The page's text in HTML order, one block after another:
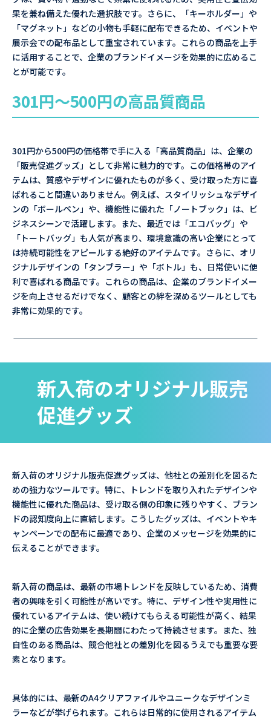
果を兼ね備えた優れた選択肢です。さらに、「キーホルダー」や
「マグネット」などの小物も手軽に配布できるため、イベントや
展示会での配布品として重宝されています。これらの商品を上手
に活用することで、企業のブランドイメージを効果的に広めるこ
とが可能です。
301円～500円の高品質商品
301円から500円の価格帯で手に入る「高品質商品」は、企業の
「販売促進グッズ」として非常に魅力的です。この価格帯のアイ
テムは、質感やデザインに優れたものが多く、受け取った方に喜
ばれること間違いありません。例えば、スタイリッシュなデザイ
ンの「ボールペン」や、機能性に優れた「ノートブック」は、ビ
ジネスシーンで活躍します。また、最近では「エコバッグ」や
「トートバッグ」も人気が高まり、環境意識の高い企業にとって
は持続可能性をアピールする絶好のアイテムです。さらに、オリ
ジナルデザインの「タンブラー」や「ボトル」も、日常使いに便
利で喜ばれる商品です。これらの商品は、企業のブランドイメー
ジを向上させるだけでなく、顧客との絆を深めるツールとしても
非常に効果的です。
新入荷のオリジナル販売
促進グッズ
新入荷のオリジナル販売促進グッズは、他社との差別化を図るた
めの強力なツールです。特に、トレンドを取り入れたデザインや
機能性に優れた商品は、受け取る側の印象に残りやすく、ブラン
ドの認知度向上に直結します。こうしたグッズは、イベントやキ
ャンペーンでの配布に最適であり、企業のメッセージを効果的に
伝えることができます。
新入荷の商品は、最新の市場トレンドを反映しているため、消費
者の興味を引く可能性が高いです。特に、デザイン性や実用性に
優れているアイテムは、使い続けてもらえる可能性が高く、結果
的に企業の広告効果を長期間にわたって持続させます。また、独
自性のある商品は、競合他社との差別化を図るうえでも重要な要
素となります。
具体的には、最新のA4クリアファイルやユニークなデザインミ
ラーなどが挙げられます。これらは日常的に使用されるアイテム